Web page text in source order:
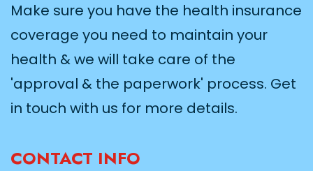
Make sure you have the health insurance
coverage you need to maintain your
health & we will take care of the
'approval & the paperwork' process. Get
in touch with us for more details.
CONTACT INFO